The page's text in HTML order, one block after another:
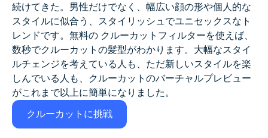
パスポート写真メーカー
ビデオツール
ビデオエフェクト
ビデオエンハンサー
続けてきた。男性だけでなく、幅広い顔の形や個人的な
スタイルに似合う、スタイリッシュでユニセックスなト
レンドです。無料の クルーカットフィルターを使えば、
数秒でクルーカットの髪型がわかります。大幅なスタイ
ルチェンジを考えている人も、ただ新しいスタイルを楽
しんでいる人も、クルーカットのバーチャルプレビュー
がこれまで以上に簡単になりました。
クルーカットに挑戦